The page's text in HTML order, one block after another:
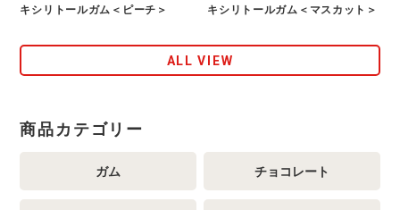
キシリトールガム＜ピーチ＞ キシリトールガム＜マスカット＞
ALL VIEW
商品カテゴリー
ガム チョコレート